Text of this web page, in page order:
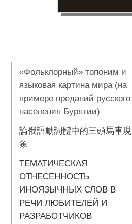
«Фольклорный» топоним и
языковая картина мира (на
примере преданий русского
населения Бурятии)
論俄語動詞體中的三頭馬車現
象
ТЕМАТИЧЕСКАЯ
ОТНЕСЕННОСТЬ
ИНОЯЗЫЧНЫХ СЛОВ В
РЕЧИ ЛЮБИТЕЛЕЙ И
РАЗРАБОТЧИКОВ